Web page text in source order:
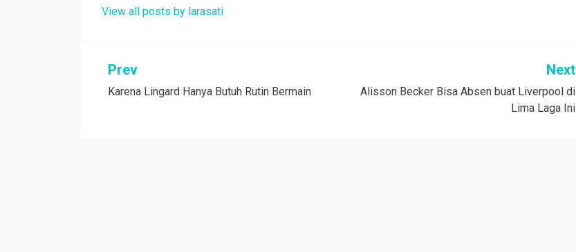
View all posts by larasati
Navigasi
pos
Prev
Karena Lingard Hanya Butuh Rutin Bermain
Next
Alisson Becker Bisa Absen buat Liverpool di
Lima Laga Ini